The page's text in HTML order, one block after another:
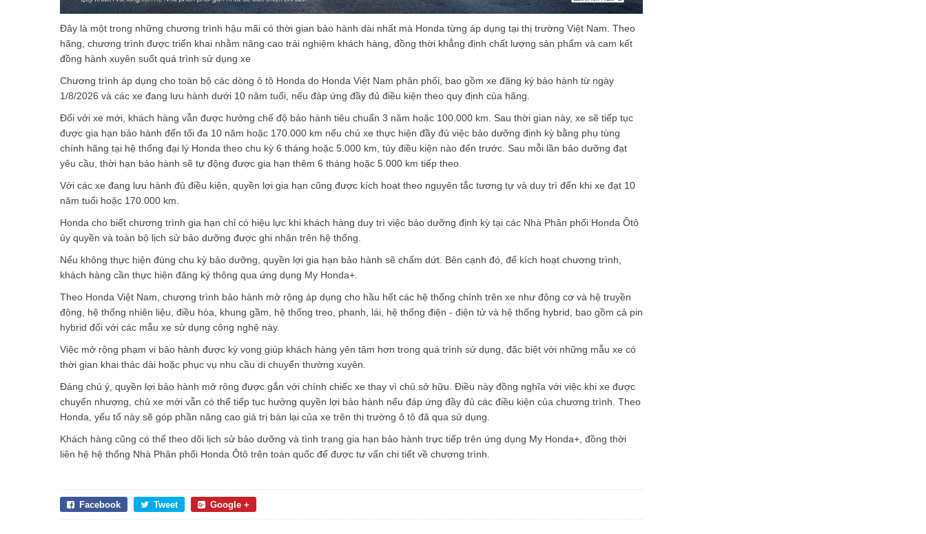
Đây là một trong những chương trình hậu mãi có thời gian bảo hành dài nhất mà Honda từng áp dụng tại thị trường Việt Nam. Theo
hãng, chương trình được triển khai nhằm nâng cao trải nghiệm khách hàng, đồng thời khẳng định chất lượng sản phẩm và cam kết
đồng hành xuyên suốt quá trình sử dụng xe
Chương trình áp dụng cho toàn bộ các dòng ô tô Honda do Honda Việt Nam phân phối, bao gồm xe đăng ký bảo hành từ ngày
1/8/2026 và các xe đang lưu hành dưới 10 năm tuổi, nếu đáp ứng đầy đủ điều kiện theo quy định của hãng.
Đối với xe mới, khách hàng vẫn được hưởng chế độ bảo hành tiêu chuẩn 3 năm hoặc 100.000 km. Sau thời gian này, xe sẽ tiếp tục
được gia hạn bảo hành đến tối đa 10 năm hoặc 170.000 km nếu chủ xe thực hiện đầy đủ việc bảo dưỡng định kỳ bằng phụ tùng
chính hãng tại hệ thống đại lý Honda theo chu kỳ 6 tháng hoặc 5.000 km, tùy điều kiện nào đến trước. Sau mỗi lần bảo dưỡng đạt
yêu cầu, thời hạn bảo hành sẽ tự động được gia hạn thêm 6 tháng hoặc 5.000 km tiếp theo.
Với các xe đang lưu hành đủ điều kiện, quyền lợi gia hạn cũng được kích hoạt theo nguyên tắc tương tự và duy trì đến khi xe đạt 10
năm tuổi hoặc 170.000 km.
Honda cho biết chương trình gia hạn chỉ có hiệu lực khi khách hàng duy trì việc bảo dưỡng định kỳ tại các Nhà Phân phối Honda Ôtô
ủy quyền và toàn bộ lịch sử bảo dưỡng được ghi nhận trên hệ thống.
Nếu không thực hiện đúng chu kỳ bảo dưỡng, quyền lợi gia hạn bảo hành sẽ chấm dứt. Bên cạnh đó, để kích hoạt chương trình,
khách hàng cần thực hiện đăng ký thông qua ứng dụng My Honda+.
Theo Honda Việt Nam, chương trình bảo hành mở rộng áp dụng cho hầu hết các hệ thống chính trên xe như động cơ và hệ truyền
động, hệ thống nhiên liệu, điều hòa, khung gầm, hệ thống treo, phanh, lái, hệ thống điện - điện tử và hệ thống hybrid, bao gồm cả pin
hybrid đối với các mẫu xe sử dụng công nghệ này.
Việc mở rộng phạm vi bảo hành được kỳ vọng giúp khách hàng yên tâm hơn trong quá trình sử dụng, đặc biệt với những mẫu xe có
thời gian khai thác dài hoặc phục vụ nhu cầu di chuyển thường xuyên.
Đáng chú ý, quyền lợi bảo hành mở rộng được gắn với chính chiếc xe thay vì chủ sở hữu. Điều này đồng nghĩa với việc khi xe được
chuyển nhượng, chủ xe mới vẫn có thể tiếp tục hưởng quyền lợi bảo hành nếu đáp ứng đầy đủ các điều kiện của chương trình. Theo
Honda, yếu tố này sẽ góp phần nâng cao giá trị bán lại của xe trên thị trường ô tô đã qua sử dụng.
Khách hàng cũng có thể theo dõi lịch sử bảo dưỡng và tình trạng gia hạn bảo hành trực tiếp trên ứng dụng My Honda+, đồng thời
liên hệ hệ thống Nhà Phân phối Honda Ôtô trên toàn quốc để được tư vấn chi tiết về chương trình.
Facebook Tweet Google +